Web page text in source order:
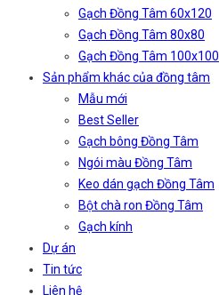
Gạch Đồng Tâm 60x120
Gạch Đồng Tâm 80x80
Gạch Đồng Tâm 100x100
Sản phẩm khác của đồng tâm
Mẫu mới
Best Seller
Gạch bông Đồng Tâm
Ngói màu Đồng Tâm
Keo dán gạch Đồng Tâm
Bột chà ron Đồng Tâm
Gạch kính
Dự án
Tin tức
Liên hệ